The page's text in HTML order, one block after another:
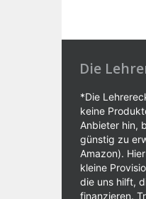
Die
*Die
keine
Anbieter hin,
günstig zu
Amazon).
kleine
die uns hilft,
finanzieren.